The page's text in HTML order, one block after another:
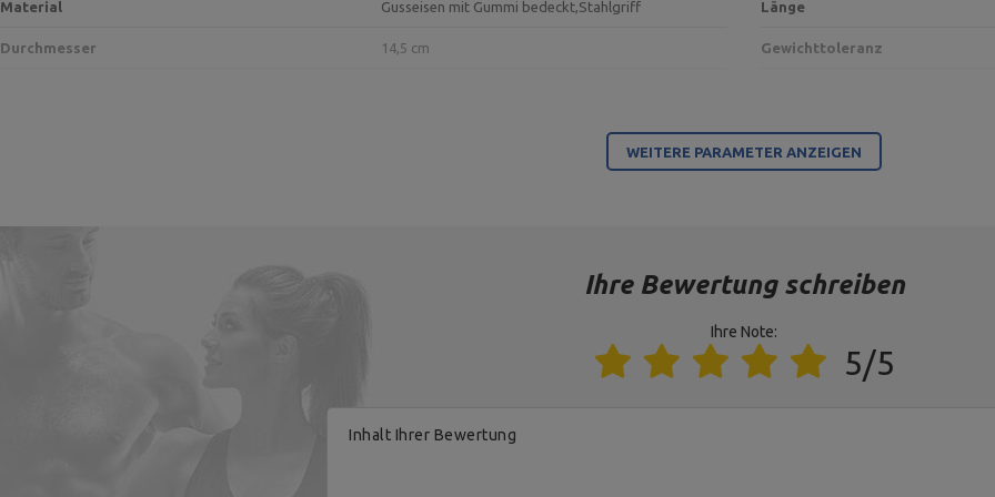
Material Gusseisen mit Gummi bedeckt,Stahlgriff Länge
Durchmesser 14,5 cm Gewichttoleranz
Für dieses Produkt verantwortliche Stelle in der EU
MARBO Ulikowski Spółka Komandytowa
WEITERE PARAMETER ANZEIGEN
Ihre Bewertung schreiben
Ihre Note:
5/5
Inhalt Ihrer Bewertung